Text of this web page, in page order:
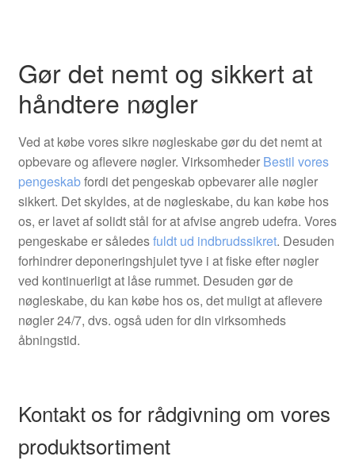
Gør det nemt og sikkert at
håndtere nøgler
Ved at købe vores sikre nøgleskabe gør du det nemt at
opbevare og aflevere nøgler. Virksomheder Bestil vores
pengeskabfordi det pengeskab opbevarer alle nøgler
sikkert. Det skyldes, at de nøgleskabe, du kan købe hos
os, er lavet af solidt stål for at afvise angreb udefra. Vores
pengeskabe er såledesfuldt ud indbrudssikret. Desuden
forhindrer deponeringshjulet tyve i at fiske efter nøgler
ved kontinuerligt at låse rummet. Desuden gør de
nøgleskabe, du kan købe hos os, det muligt at aflevere
nøgler 24/7, dvs. også uden for din virksomheds
åbningstid.
Kontakt os for rådgivning om vores
produktsortiment